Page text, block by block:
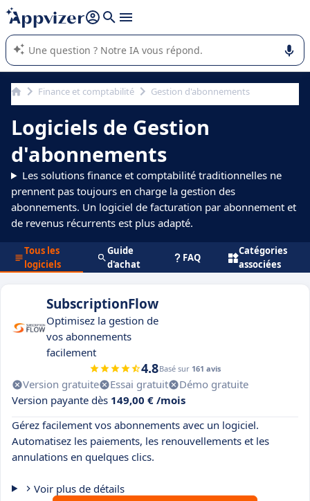
répondre (plusieurs lignes avec
L'IA de Appvizer vous guide dans l'utilisation ou la sélection de
logiciel SaaS en entreprise.
Finance et comptabilité Gestion d'abonnements
Logiciels de Gestion
d'abonnements
Les solutions finance et comptabilité traditionnelles ne
prennent pas toujours en charge la gestion des
abonnements. Un logiciel de facturation par abonnement et
de revenus récurrents est plus adapté.
Tous les
logiciels
Guide
d'achat
FAQ
Catégories
associées
SubscriptionFlow
Optimisez la gestion de
vos abonnements
facilement
4.8Basé sur 161 avis
Version gratuite Essai gratuit
Démo gratuite
Version payante dès 149,00 € /mois
Gérez facilement vos abonnements avec un logiciel.
Automatisez les paiements, les renouvellements et les
annulations en quelques clics.
Voir plus de détails